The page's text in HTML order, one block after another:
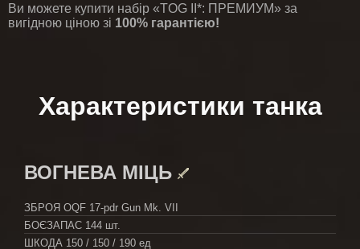
Ви можете купити набір «TOG II*: ПРЕМИУМ» за
вигідною ціною зі 100% гарантією!
Характеристики танка
ВОГНЕВА МІЦЬ
ЗБРОЯ OQF 17-pdr Gun Mk. VII
БОЄЗАПАС 144 шт.
ШКОДА 150 / 150 / 190 ед